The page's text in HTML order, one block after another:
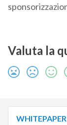
Valuta la
WHITEPAPER